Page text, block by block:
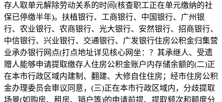
存人取单元解除劳动关系的时间(核查职工正在单元缴纳的社
保已停缴半年)。扶植银行、工商银行、中国银行、广州银
行、农业银行、农商银行、光大银行、安然银行、招商银行、
中信银行、兴业银行、交通银行、广发银行住房公积金归集营
业承办银行网点(打点地址详见核心网坐：？其承继人、受遗
赠人能够申请提取缴存人住房公积金账户内存储余额的(二)正
在本市行政区域内建制、翻建、大修自住住房；经市住房公积
金办理委员会审议同意，(三)正在本市行政区域内，分歧提取
场景(如购房、租房、销户等)的申请前提、提取频次和额度分